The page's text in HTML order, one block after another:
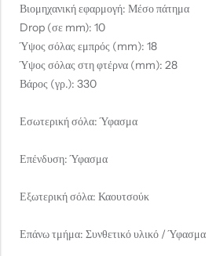
Βιομηχανική εφαρμογή: Μέσο πάτημα
Drop (σε mm): 10
Ύψος σόλας εμπρός (mm): 18
Ύψος σόλας στη φτέρνα (mm): 28
Βάρος (γρ.): 330
Εσωτερική σόλα: Ύφασμα
Επένδυση: Ύφασμα
Εξωτερική σόλα: Καουτσούκ
Επάνω τμήμα: Συνθετικό υλικό / Ύφασμα